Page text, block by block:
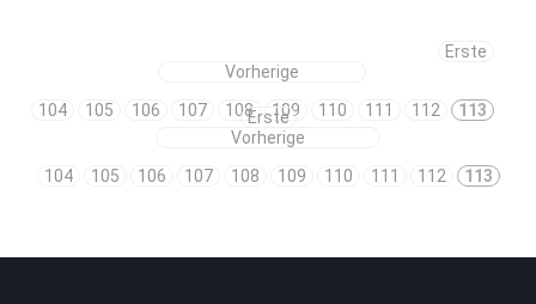
Erste
Vorherige
104
105 106 107 108 109 110 111 112 113
Erste
Vorherige
104
105 106 107 108 109 110 111 112 113